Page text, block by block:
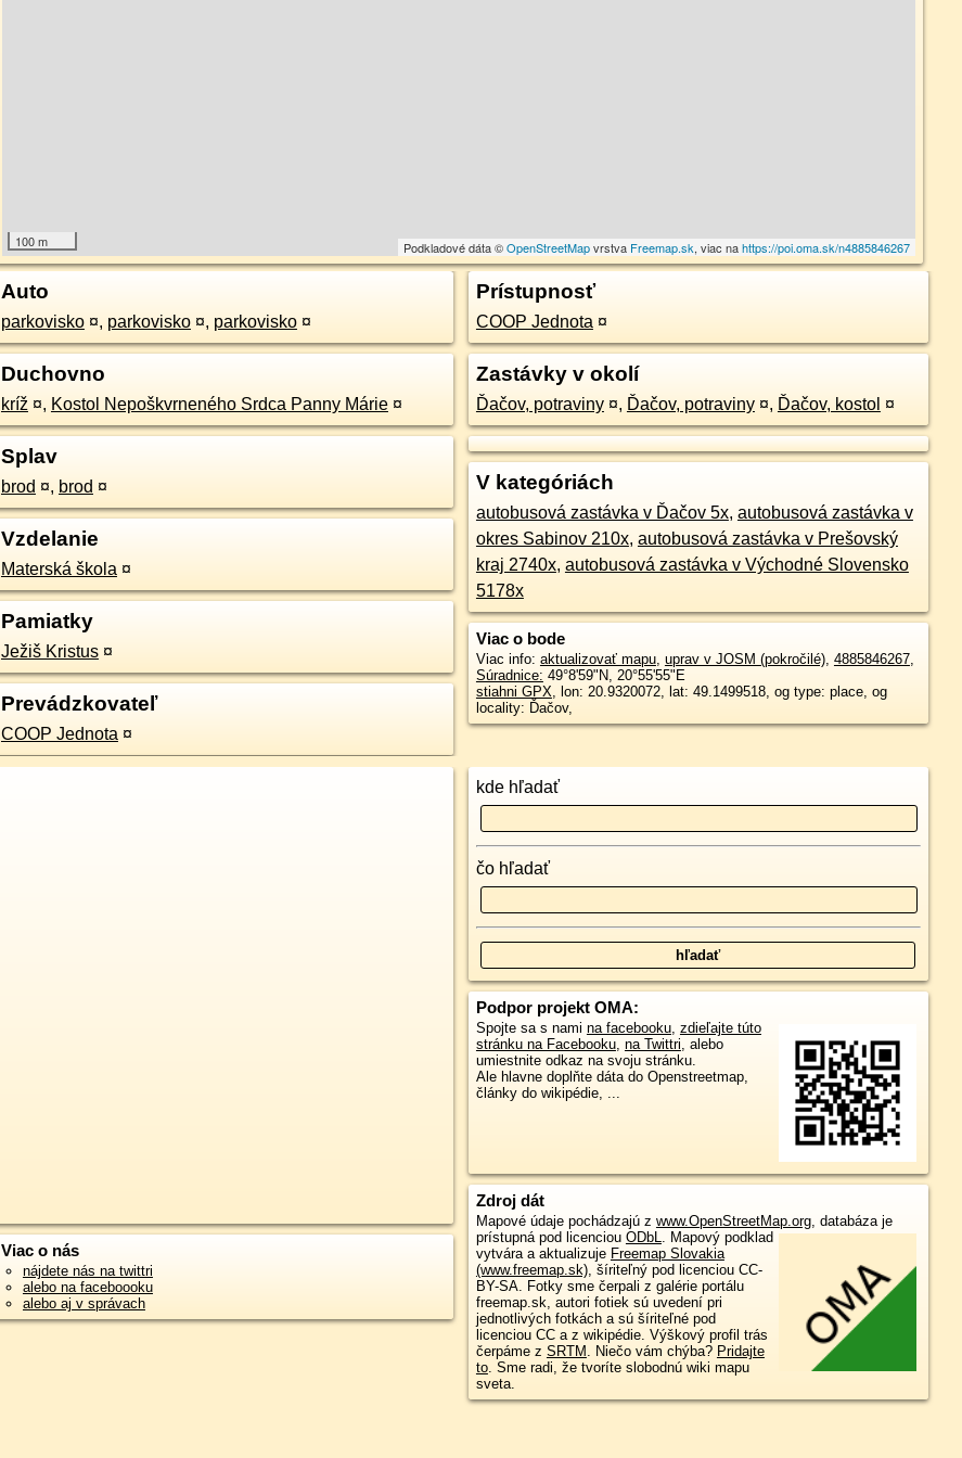
100 m Podkladové dáta ©OpenStreetMapvrstva Freemap.sk, viac nahttps://poi.oma.sk/n4885846267
Auto
parkovisko ¤, parkovisko ¤, parkovisko ¤
Duchovno
kríž ¤, Kostol Nepoškvrneného Srdca Panny Márie ¤
Splav
brod ¤, brod ¤
Vzdelanie
Materská škola ¤
Pamiatky
Ježiš Kristus ¤
Prevádzkovateľ
COOP Jednota ¤
Prístupnosť
COOP Jednota ¤
Zastávky v okolí
Ďačov, potraviny ¤, Ďačov, potraviny ¤, Ďačov, kostol ¤
V kategóriách
autobusová zastávka v Ďačov 5x, autobusová zastávka v
okres Sabinov 210x, autobusová zastávka v Prešovský
kraj 2740x, autobusová zastávka v Východné Slovensko
5178x
Viac o bode
Viac info: aktualizovať mapu, uprav v JOSM (pokročilé), 4885846267,
Súradnice: 49°8'59"N, 20°55'55"E
stiahni GPX, lon: 20.9320072, lat: 49.1499518, og type: place, og
locality: Ďačov,
Viac o nás
nájdete nás na twittri
alebo na faceboooku
alebo aj v správach
kde hľadať
čo hľadať
Podpor projekt OMA:
Spojte sa s nami na facebooku, zdieľajte túto
stránku na Facebooku, na Twittri, alebo
umiestnite odkaz na svoju stránku.
Ale hlavne doplňte dáta do Openstreetmap,
články do wikipédie, ...
Zdroj dát
Mapové údaje pochádzajú z www.OpenStreetMap.org, databáza je
prístupná pod licenciou ODbL. Mapový podklad
vytvára a aktualizuje Freemap Slovakia
(www.freemap.sk), šíriteľný pod licenciou CC-
BY-SA. Fotky sme čerpali z galérie portálu
freemap.sk, autori fotiek sú uvedení pri
jednotlivých fotkách a sú šíriteľné pod
licenciou CC a z wikipédie. Výškový profil trás
čerpáme z SRTM . Niečo vám chýba? Pridajte
to. Sme radi, že tvoríte slobodnú wiki mapu
sveta.